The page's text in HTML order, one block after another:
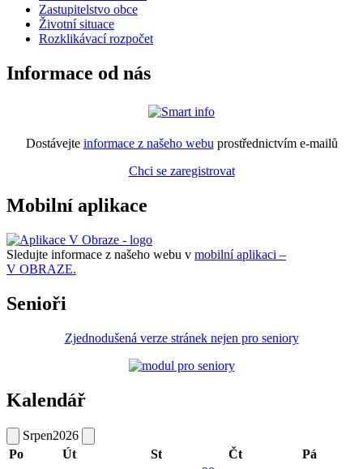
Zastupitelstvo obce
Životní situace
Rozklikávací rozpočet
Informace od nás
Dostávejte informace z našeho webu prostřednictvím e-mailů
Chci se zaregistrovat
Mobilní aplikace
Sledujte informace z našeho webu v mobilní aplikaci –
V OBRAZE.
Senioři
Zjednodušená verze stránek nejen pro seniory
Kalendář
Srpen2026
Po
Út St Čt Pá